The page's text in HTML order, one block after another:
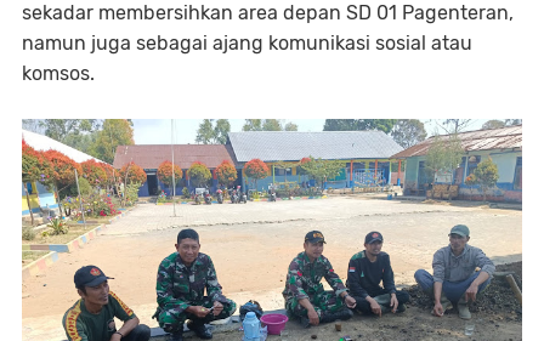
sekadar membersihkan area depan SD 01 Pagenteran,
namun juga sebagai ajang komunikasi sosial atau
komsos.